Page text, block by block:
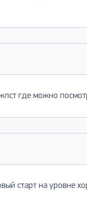
где можно
старт на уровне